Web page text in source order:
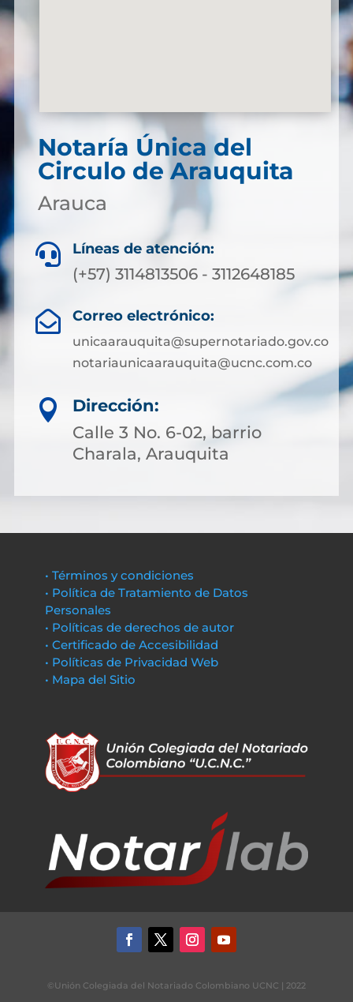
Notaría Única del
Circulo de Arauquita
Arauca
 Líneas de atención:
(+57) 3114813506 - 3112648185
 Correo electrónico:
unicaarauquita@supernotariado.gov.co
notariaunicaarauquita@ucnc.com.co

Dirección:
Calle 3 No. 6-02, barrio
Charala, Arauquita
• Términos y condiciones
• Política de Tratamiento de Datos
Personales
• Políticas de derechos de autor
• Certificado de Accesibilidad
• Políticas de Privacidad Web
• Mapa del Sitio
©Unión Colegiada del Notariado Colombiano UCNC | 2022